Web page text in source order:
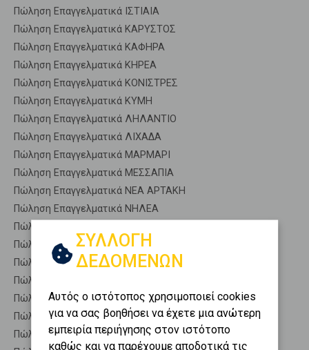
Πώληση Επαγγελματικά ΙΣΤΙΑΙΑ
Πώληση Επαγγελματικά ΚΑΡΥΣΤΟΣ
Πώληση Επαγγελματικά ΚΑΦΗΡΑ
Πώληση Επαγγελματικά ΚΗΡΕΑ
Πώληση Επαγγελματικά ΚΟΝΙΣΤΡΕΣ
Πώληση Επαγγελματικά ΚΥΜΗ
Πώληση Επαγγελματικά ΛΗΛΑΝΤΙΟ
Πώληση Επαγγελματικά ΛΙΧΑΔΑ
Πώληση Επαγγελματικά ΜΑΡΜΑΡΙ
Πώληση Επαγγελματικά ΜΕΣΣΑΠΙΑ
Πώληση Επαγγελματικά ΝΕΑ ΑΡΤΑΚΗ
Πώληση Επαγγελματικά ΝΗΛΕΑ
Πώληση Επαγγελματικά ΣΤΥΡΑ
Πώληση Επαγγελματικά ΤΑΜΥΝΕΣ
Πώληση Επαγγελματικά ΧΑΛΚΙΔΑ
Πώληση Επαγγελματικά ΩΡΕΟΙ
Πώληση Επαγγ. Αποθήκες ΕΡΕΤΡΙΑ - Μαγούλα
Πώληση Αυτόνομα κτίρια ΕΡΕΤΡΙΑ - Μαγούλα
Πώληση Βιομηχανικοί χώροι ΕΡΕΤΡΙΑ - Μαγούλα
ΣΥΛΛΟΓΗ
ΔΕΔΟΜΕΝΩΝ
Αυτός ο ιστότοπος χρησιμοποιεί cookies
για να σας βοηθήσει να έχετε μια ανώτερη
εμπειρία περιήγησης στον ιστότοπο
καθώς και να παρέχουμε αποδοτικά τις